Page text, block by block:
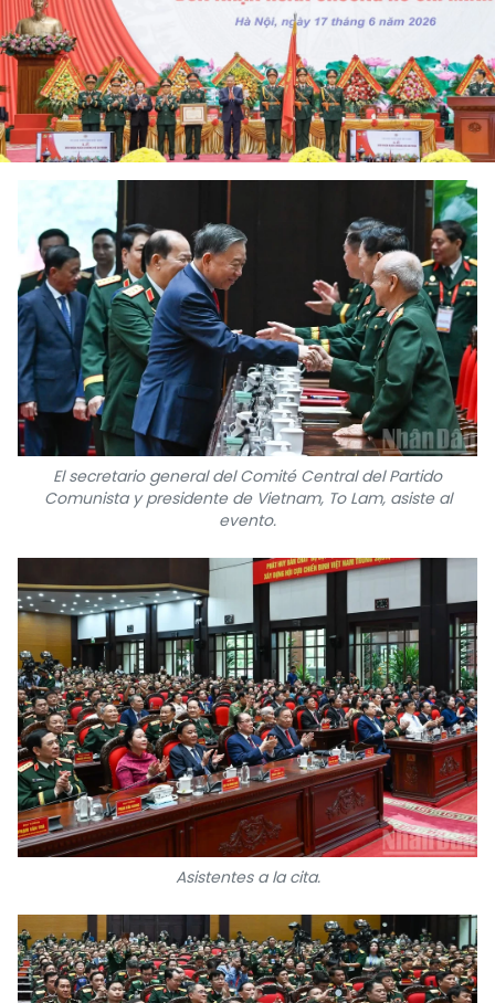
¿QUIÉNES SOMOS?
TIẾNG VIỆT
ENGLISH
中文
FRANÇAIS
РУССКИЙ
El secretario general del Comité Central del Partido
Comunista y presidente de Vietnam, To Lam, asiste al
evento.
Asistentes a la cita.